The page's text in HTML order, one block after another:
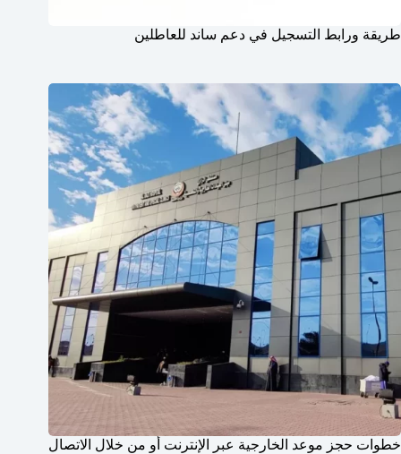
طريقة ورابط التسجيل في دعم ساند للعاطلين
خطوات حجز موعد الخارجية عبر الإنترنت أو من خلال الاتصال